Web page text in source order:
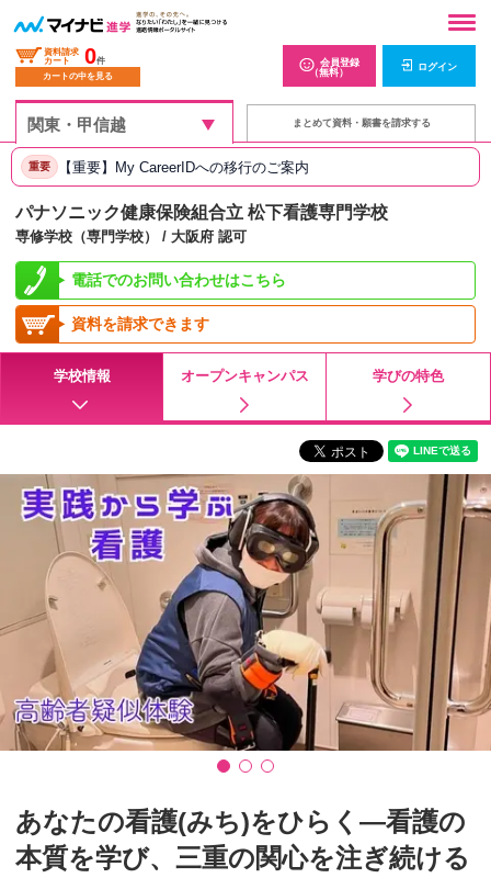
資料請求
カート
0件
カートの中を見る
会員登録
（無料）
ログイン
まとめて資料・願書を請求する
重要 【重要】My CareerIDへの移行のご案内
パナソニック健康保険組合立 松下看護専門学校
専修学校（専門学校） / 大阪府 認可
電話でのお問い合わせはこちら
資料を請求できます
学校情報 オープンキャンパス 学びの特色
あなたの看護(みち)をひらく―看護の
本質を学び、三重の関心を注ぎ続ける